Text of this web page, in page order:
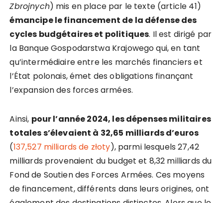
Zbrojnych) mis en place par le texte (article 41)
émancipe le financement de la défense des
cycles budgétaires et politiques. Il est dirigé par
la Banque Gospodarstwa Krajowego qui, en tant
qu’intermédiaire entre les marchés financiers et
l’État polonais, émet des obligations finançant
l’expansion des forces armées.
Ainsi, pour l’année 2024, les dépenses militaires
totales s’élevaient à 32,65 milliards d’euros
(137,527 milliards de złoty), parmi lesquels 27,42
milliards provenaient du budget et 8,32 milliards du
Fond de Soutien des Forces Armées. Ces moyens
de financement, différents dans leurs origines, ont